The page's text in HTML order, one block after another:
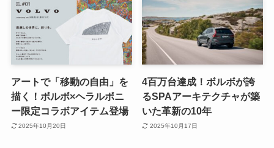
アートで「移動の自由」を
描く！ボルボ×ヘラルボニ
ー限定コラボアイテム登場
2025年10月20日
4百万台達成！ボルボが誇
るSPAアーキテクチャが築
いた革新の10年
2025年10月17日